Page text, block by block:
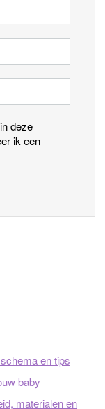
deze
ik een
en tips
baby
materialen en